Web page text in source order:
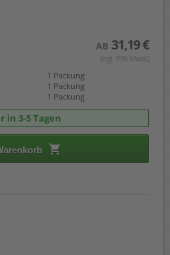
AB 31,19 €
(zzgl. 19% Mwst.)
1 Packung
1 Packung
1 Packung
in 3-5 Tagen